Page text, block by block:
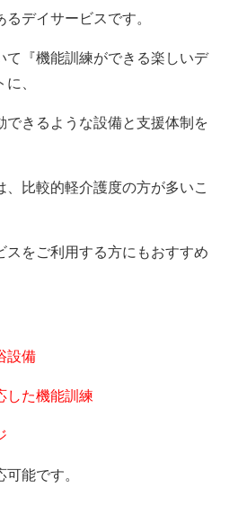
デイサービスです。
て『機能訓練ができる楽しいデ
、
できるような設備と支援体制を
比較的軽介護度の方が多いこ
スをご利用する方にもおすすめ
設備
した機能訓練
能です。